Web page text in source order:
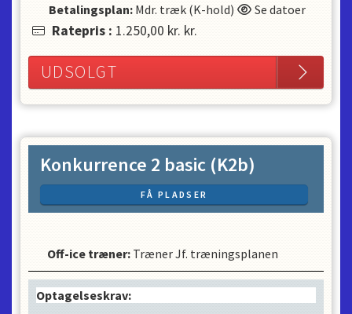
Betalingsplan: Mdr. træk (K-hold) Se datoer
Ratepris : 1.250,00 kr. kr.
UDSOLGT
Konkurrence 2 basic (K2b)
FÅ PLADSER
Off-ice træner: Træner Jf. træningsplanen
Optagelseskrav: